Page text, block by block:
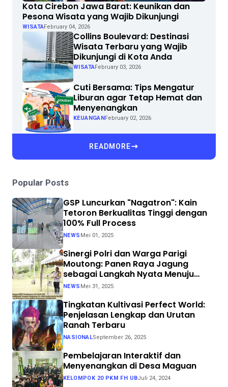
Kota Cirebon Jawa Barat: Keunikan dan
Pesona Wisata yang Wajib Dikunjungi
WISATAFebruary 04, 2026
Collins Boulevard: Destinasi
Wisata Terbaru yang Wajib
Dikunjungi di Kota Anda
WISATAFebruary 03, 2026
Cuti Bersama: Tips Mengatur
Liburan agar Tetap Hemat dan
Menyenangkan
KEUANGAN February 02, 2026
READMORE
Popular Posts
GSP Luncurkan "Nagatron": Kain
Tetoron Berkualitas Tinggi dengan
100% Full Process
NEWS Mei 01, 2025
Sinergi Polri dan Warga Parigi
Moutong: Panen Raya Jagung
sebagai Langkah Nyata Menuju
Swasembada Pangan
NEWS Mei 31, 2025
Tingkatan Kultivasi Perfect World:
Penjelasan Lengkap dan Urutan
Ranah Terbaru
NASIONALSeptember 26, 2025
Pembelajaran Interaktif dan
Menyenangkan di Desa Maguan
KELOMPOK 20 PKM FH UBJuli 24, 2024